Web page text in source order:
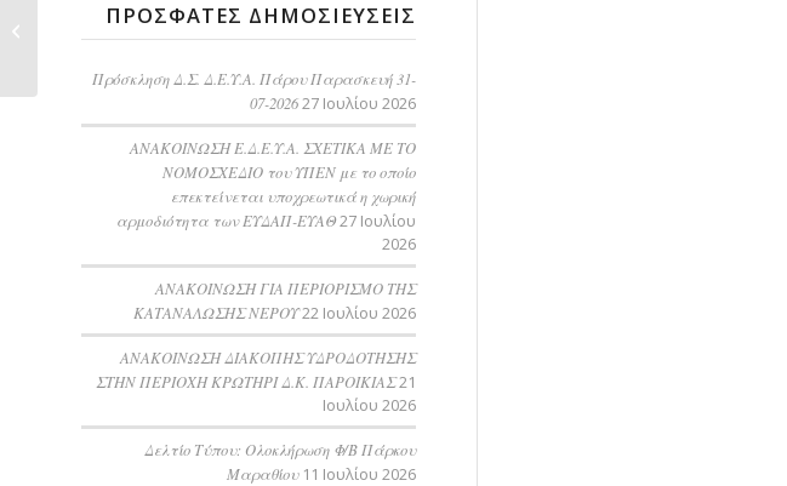
ΠΡΌΣΦΑΤΕΣ ΔΗΜΟΣΙΕΎΣΕΙΣ
Πρόσκληση Δ.Σ. Δ.Ε.Υ.Α. Πάρου Παρασκευή 31-
07-202627 Ιουλίου 2026
ΑΝΑΚΟΙΝΩΣΗ Ε.Δ.Ε.Υ.Α. ΣΧΕΤΙΚΑ ΜΕ ΤΟ
ΝΟΜΟΣΧΕΔΙΟ του ΥΠΕΝ με το οποίο
επεκτείνεται υποχρεωτικά η χωρική
αρμοδιότητα των ΕΥΔΑΠ-ΕΥΑΘ27 Ιουλίου
2026
ΑΝΑΚΟΙΝΩΣΗ ΓΙΑ ΠΕΡΙΟΡΙΣΜΟ ΤΗΣ
ΚΑΤΑΝΑΛΩΣΗΣ ΝΕΡΟΥ22 Ιουλίου 2026
AΝΑΚΟΙΝΩΣΗ ΔΙΑΚΟΠΗΣ ΥΔΡΟΔΟΤΗΣΗΣ
ΣΤΗΝ ΠΕΡΙΟΧΗ ΚΡΩΤΗΡΙ Δ.Κ. ΠΑΡΟΙΚΙΑΣ21
Ιουλίου 2026
Δελτίο Τύπου: Ολοκλήρωση Φ/Β Πάρκου
Μαραθίου 11 Ιουλίου 2026
Δ.Ε.Υ.Α. ΠΑΡΟΥ